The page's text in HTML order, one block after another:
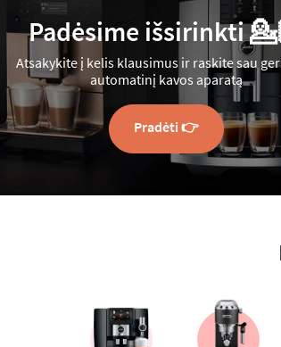
Padėsime išsirinkti
Atsakykite į kelis klausimus ir raskite sau
automatinį kavos aparatą
Pradėti 👉